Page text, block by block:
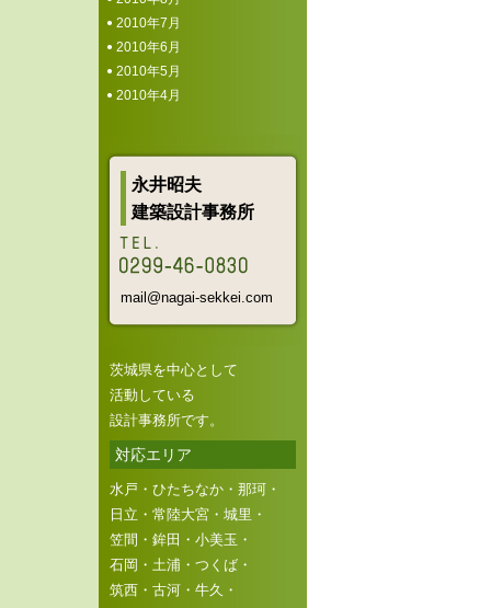
2010年7月
2010年6月
2010年5月
2010年4月
永井昭夫
建築設計事務所
mail@nagai-sekkei.com
茨城県を中心として
活動している
設計事務所です。
対応エリア
水戸・ひたちなか・那珂・
日立・常陸大宮・城里・
笠間・鉾田・小美玉・
石岡・土浦・つくば・
筑西・古河・牛久・